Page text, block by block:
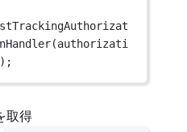
(authorizati
取得